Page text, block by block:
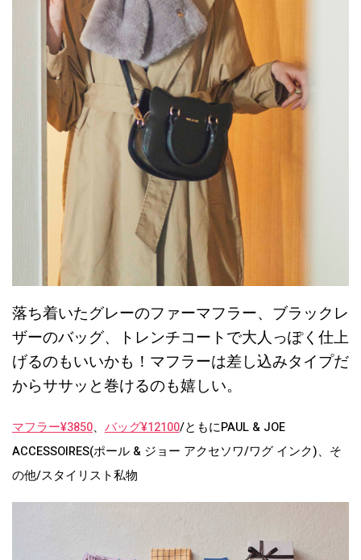
落ち着いたグレーのファーマフラー、ブラックレ
ザーのバッグ、トレンチコートで大人っぽく仕上
げるのもいいかも！マフラーは差し込みタイプだ
からササッと巻けるのも嬉しい。
マフラー¥3850、 バッグ¥12100/ともにPAUL & JOE
ACCESSOIRES(ポール & ジョー アクセソワ/ワグ インク)、そ
の他/スタイリスト私物